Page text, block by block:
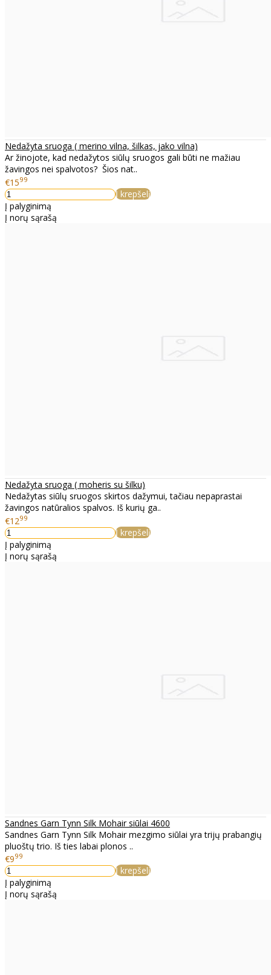
Nedažyta sruoga ( merino vilna, šilkas, jako vilna)
Ar žinojote, kad nedažytos siūlų sruogos gali būti ne mažiau
žavingos nei spalvotos? Šios nat..
€1599
Į krepšelį
Į palyginimą
Į norų sąrašą
Nedažyta sruoga ( moheris su šilku)
Nedažytas siūlų sruogos skirtos dažymui, tačiau nepaprastai
žavingos natūralios spalvos. Iš kurių ga..
€1299
Į krepšelį
Į palyginimą
Į norų sąrašą
Sandnes Garn Tynn Silk Mohair siūlai 4600
Sandnes Garn Tynn Silk Mohair mezgimo siūlai yra trijų prabangių
pluoštų trio. Iš ties labai plonos ..
€999
Į krepšelį
Į palyginimą
Į norų sąrašą